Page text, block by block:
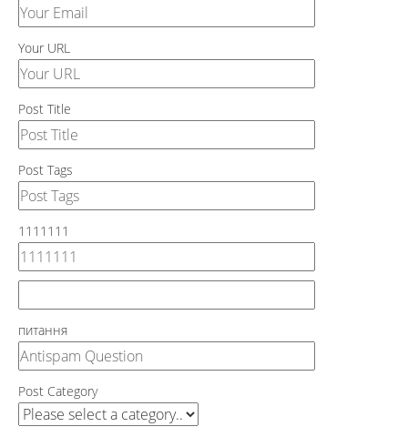
Your URL
Post Title
Post Tags
1111111
питання
Post Category